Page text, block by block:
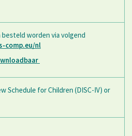
worden via volgend
comp.eu/nl
Schedule for Children (DISC-IV) or